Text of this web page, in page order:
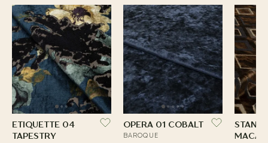
ETIQUETTE 04
TAPESTRY
OPERA 01 COBALT
BAROQUE